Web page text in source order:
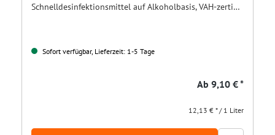
Schnelldesinfektionsmittel auf Alkoholbasis, VAH-zertifiziert
Sofort verfügbar, Lieferzeit: 1-5 Tage
Ab 9,10 € *
12,13 € * / 1 Liter